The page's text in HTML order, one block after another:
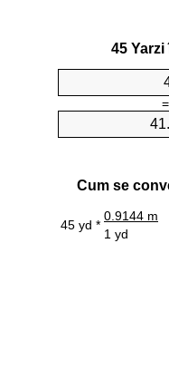
45
=
Cum se
45 yd *
0.9144 m
1 yd